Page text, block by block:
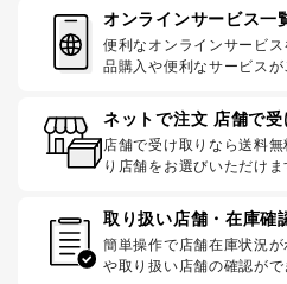
オンラインサービス一
便利なオンラインサービ
品購入や便利なサービスが
ネットで注文 店舗で受
店舗で受け取りなら送料
り店舗をお選びいただけま
取り扱い店舗・在庫確
簡単操作で店舗在庫状況
や取り扱い店舗の確認がで